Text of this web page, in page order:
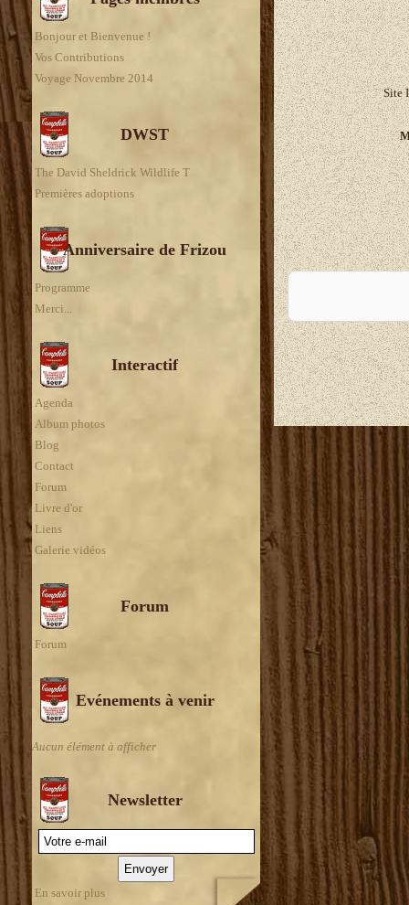
Bonjour et Bienvenue !
Vos Contributions
Voyage Novembre 2014
DWST
The David Sheldrick Wildlife T
Premières adoptions
Anniversaire de Frizou
Programme
Merci...
Interactif
Agenda
Album photos
Blog
Contact
Forum
Livre d'or
Liens
Galerie vidéos
Forum
Forum
Evénements à venir
Aucun élément à afficher
Newsletter
En savoir plus
Site